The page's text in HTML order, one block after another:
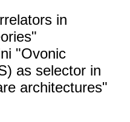
in
"Ovonic
as selector in
architectures"